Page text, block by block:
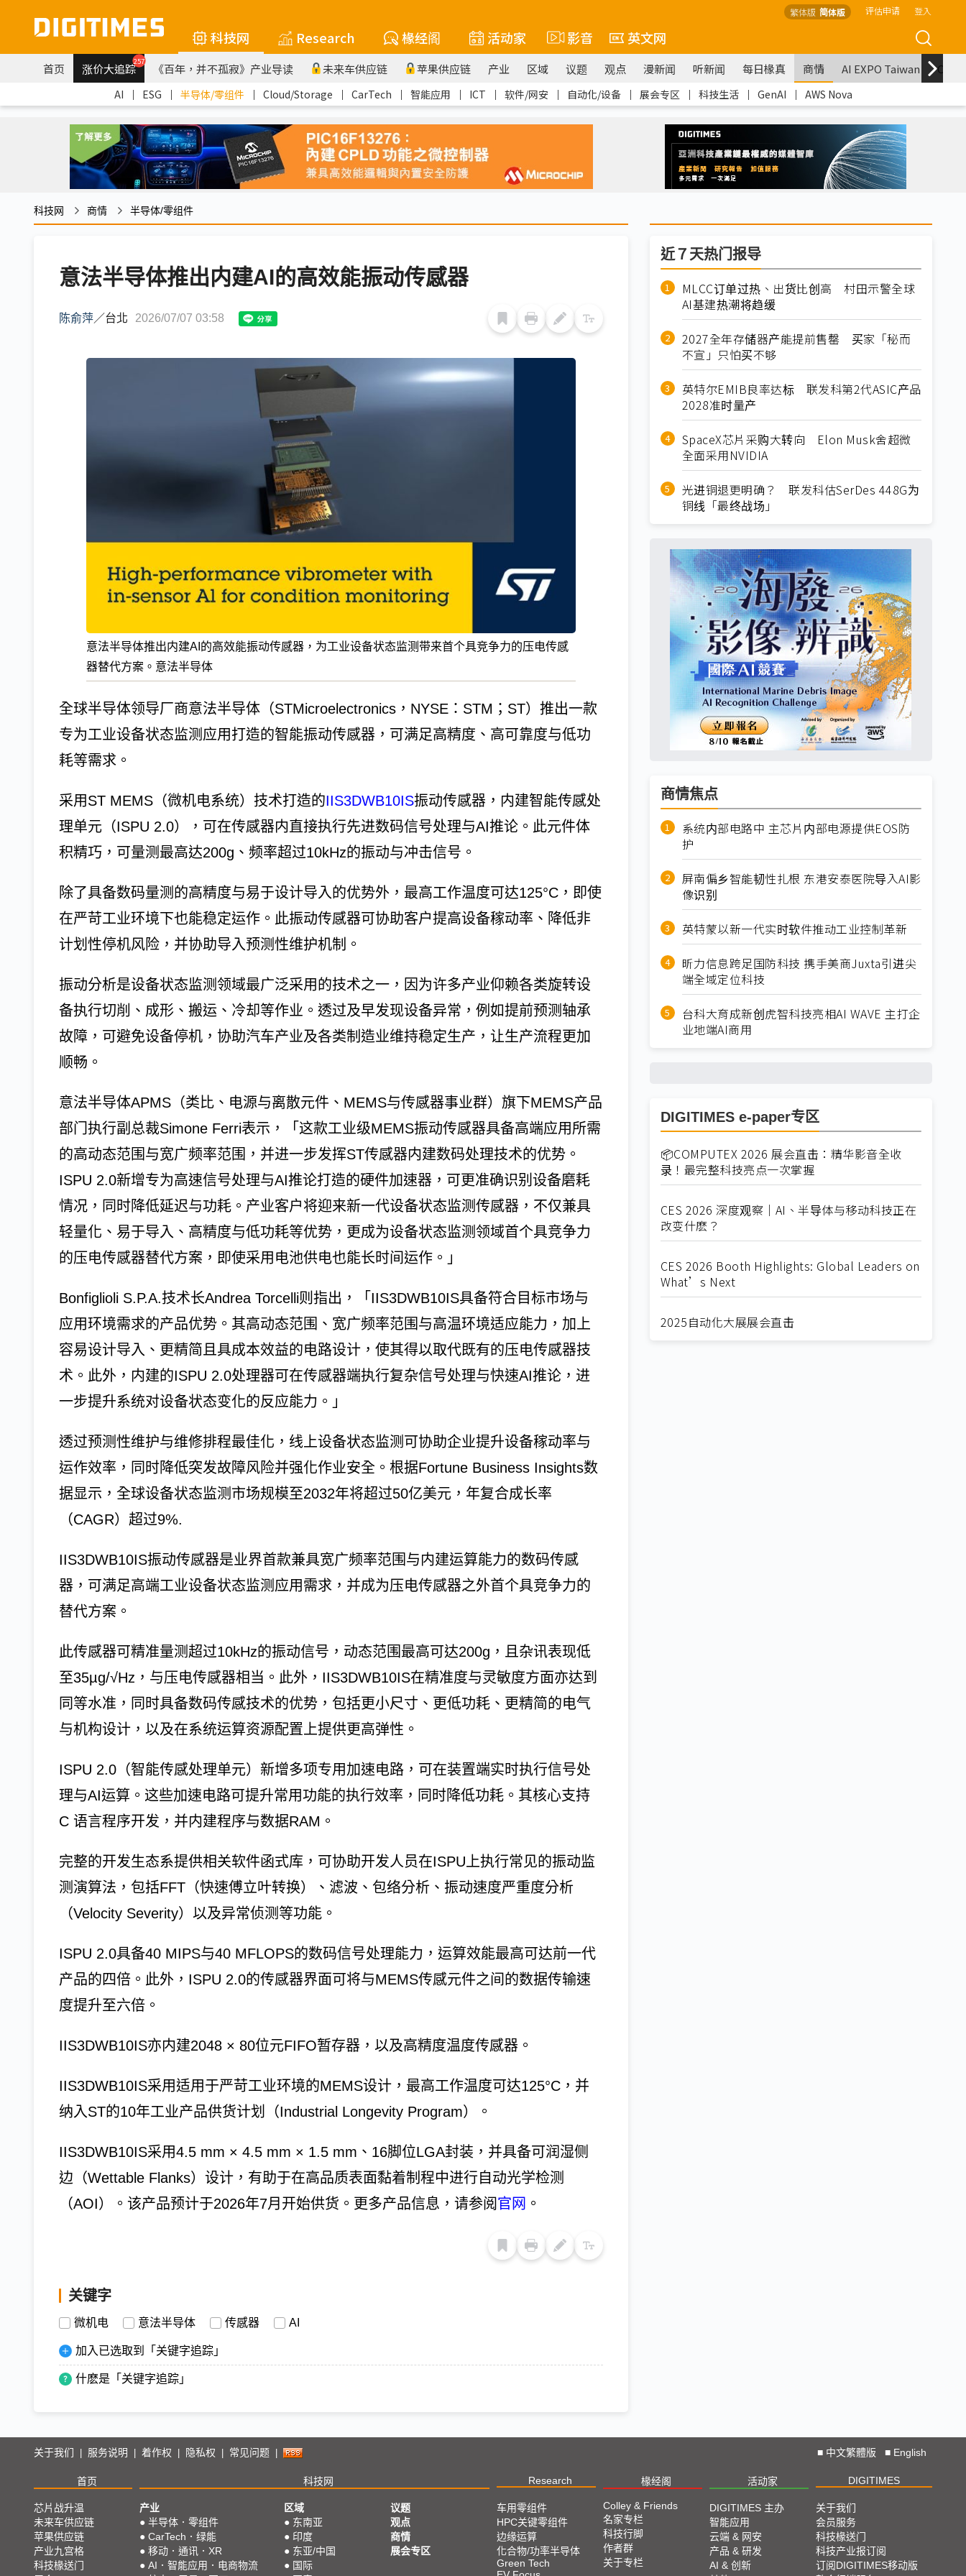
繁体版 简体版 评估申请 登入
科技网 Research 椽经阁 活动家 影音 英文网
首页 涨价大追踪257 《百年，并不孤寂》产业导读 未来车供应链 苹果供应链 产业 区域 议题 观点 漫新闻 听新闻 每日椽真 商情 AI EXPO Taiwan
AI ｜ ESG ｜ 半导体/零组件 ｜ Cloud/Storage ｜ CarTech ｜ 智能应用 ｜ ICT ｜ 软件/网安 ｜ 自动化/设备 ｜ 展会专区 ｜ 科技生活 ｜ GenAI ｜ AWS Nova
科技网 商情 半导体/零组件
意法半导体推出内建AI的高效能振动传感器
陈俞萍／台北 2026/07/07 03:58
意法半导体推出内建AI的高效能振动传感器，为工业设备状态监测带来首个具竞争力的压电传感
器替代方案。意法半导体
全球半导体领导厂商意法半导体（STMicroelectronics，NYSE：STM；ST）推出一款
专为工业设备状态监测应用打造的智能振动传感器，可满足高精度、高可靠度与低功
耗等需求。
采用ST MEMS（微机电系统）技术打造的IIS3DWB10IS振动传感器，内建智能传感处
理单元（ISPU 2.0），可在传感器内直接执行先进数码信号处理与AI推论。此元件体
积精巧，可量测最高达200g、频率超过10kHz的振动与冲击信号。
除了具备数码量测的高精度与易于设计导入的优势外，最高工作温度可达125°C，即使
在严苛工业环境下也能稳定运作。此振动传感器可协助客户提高设备稼动率、降低非
计划性停机风险，并协助导入预测性维护机制。
振动分析是设备状态监测领域最广泛采用的技术之一，因为许多产业仰赖各类旋转设
备执行切削、成形、搬运、冷却等作业。透过及早发现设备异常，例如提前预测轴承
故障，可避免设备停机，协助汽车产业及各类制造业维持稳定生产，让生产流程更加
顺畅。
意法半导体APMS（类比、电源与离散元件、MEMS与传感器事业群）旗下MEMS产品
部门执行副总裁Simone Ferri表示，「这款工业级MEMS振动传感器具备高端应用所需
的高动态范围与宽广频率范围，并进一步发挥ST传感器内建数码处理技术的优势。
ISPU 2.0新增专为高速信号处理与AI推论打造的硬件加速器，可更准确识别设备磨耗
情况，同时降低延迟与功耗。产业客户将迎来新一代设备状态监测传感器，不仅兼具
轻量化、易于导入、高精度与低功耗等优势，更成为设备状态监测领域首个具竞争力
的压电传感器替代方案，即使采用电池供电也能长时间运作。」
Bonfiglioli S.P.A.技术长Andrea Torcelli则指出，「IIS3DWB10IS具备符合目标市场与
应用环境需求的产品优势。其高动态范围、宽广频率范围与高温环境适应能力，加上
容易设计导入、更精简且具成本效益的电路设计，使其得以取代既有的压电传感器技
术。此外，内建的ISPU 2.0处理器可在传感器端执行复杂信号处理与快速AI推论，进
一步提升系统对设备状态变化的反应能力。」
透过预测性维护与维修排程最佳化，线上设备状态监测可协助企业提升设备稼动率与
运作效率，同时降低突发故障风险并强化作业安全。根据Fortune Business Insights数
据显示，全球设备状态监测市场规模至2032年将超过50亿美元，年复合成长率
（CAGR）超过9%.
IIS3DWB10IS振动传感器是业界首款兼具宽广频率范围与内建运算能力的数码传感
器，可满足高端工业设备状态监测应用需求，并成为压电传感器之外首个具竞争力的
替代方案。
此传感器可精准量测超过10kHz的振动信号，动态范围最高可达200g，且杂讯表现低
至35µg/√Hz，与压电传感器相当。此外，IIS3DWB10IS在精准度与灵敏度方面亦达到
同等水准，同时具备数码传感技术的优势，包括更小尺寸、更低功耗、更精简的电气
与机构设计，以及在系统运算资源配置上提供更高弹性。
ISPU 2.0（智能传感处理单元）新增多项专用加速电路，可在装置端实时执行信号处
理与AI运算。这些加速电路可提升常用功能的执行效率，同时降低功耗。其核心支持
C 语言程序开发，并内建程序与数据RAM。
完整的开发生态系提供相关软件函式库，可协助开发人员在ISPU上执行常见的振动监
测演算法，包括FFT（快速傅立叶转换）、滤波、包络分析、振动速度严重度分析
（Velocity Severity）以及异常侦测等功能。
ISPU 2.0具备40 MIPS与40 MFLOPS的数码信号处理能力，运算效能最高可达前一代
产品的四倍。此外，ISPU 2.0的传感器界面可将与MEMS传感元件之间的数据传输速
度提升至六倍。
IIS3DWB10IS亦内建2048 × 80位元FIFO暂存器，以及高精度温度传感器。
IIS3DWB10IS采用适用于严苛工业环境的MEMS设计，最高工作温度可达125°C，并
纳入ST的10年工业产品供货计划（Industrial Longevity Program）。
IIS3DWB10IS采用4.5 mm × 4.5 mm × 1.5 mm、16脚位LGA封装，并具备可润湿侧
边（Wettable Flanks）设计，有助于在高品质表面黏着制程中进行自动光学检测
（AOI）。该产品预计于2026年7月开始供货。更多产品信息，请参阅 官网 。
关键字
微机电 意法半导体 传感器 AI
加入已选取到「关键字追踪」
什麽是「关键字追踪」
近７天热门报导
MLCC订单过热、出货比创高 村田示警全球
AI基建热潮将趋缓
2027全年存储器产能提前售罄 买家「秘而
不宣」只怕买不够
英特尔EMIB良率达标 联发科第2代ASIC产品
2028准时量产
SpaceX芯片采购大转向 Elon Musk舍超微
全面采用NVIDIA
光进铜退更明确？ 联发科估SerDes 448G为
铜线「最终战场」
商情焦点
系统内部电路中 主芯片内部电源提供EOS防
护
屏南偏乡智能韧性扎根 东港安泰医院导入AI影
像识别
英特蒙以新一代实时软件推动工业控制革新
昕力信息跨足国防科技 携手美商Juxta引进尖
端全域定位科技
台科大育成新创虎智科技亮相AI WAVE 主打企
业地端AI商用
DIGITIMES e-paper专区
📦COMPUTEX 2026 展会直击：精华影音全收
录！最完整科技亮点一次掌握
CES 2026 深度观察｜AI、半导体与移动科技正在
改变什麽？
CES 2026 Booth Highlights: Global Leaders on
What’s Next
2025自动化大展展会直击
关于我们 服务说明 着作权 隐私权 常见问题 ■ 中文繁體版 ■ English
首页 科技网 Research 椽经阁 活动家 DIGITIMES
芯片战升温
未来车供应链
苹果供应链
产业九宫格
科技椽送门
产业
● 半导体．零组件
● CarTech．绿能
● 移动．通讯．XR
● AI．智能应用．电商物流
区域
● 东南亚
● 印度
● 东亚/中国
● 国际
议题
观点
商情
展会专区
车用零组件
HPC关键零组件
边缘运算
化合物/功率半导体
Green Tech
Colley & Friends
名家专栏
科技行脚
作者群
关于专栏
DIGITIMES 主办
智能应用
云端 & 网安
产品 & 研发
AI & 创新
关于我们
会员服务
科技椽送门
科技产业报订阅
订阅DIGITIMES移动版